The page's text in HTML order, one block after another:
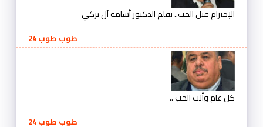
الإحترام قبل الحب.. بقلم الدكتور أسامة آل تركي
طوب طوب 24
كل عام وأنت الحب ..
طوب طوب 24